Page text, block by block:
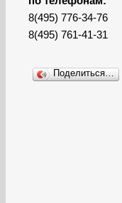
8(495) 776-34-76
8(495) 761-41-31
Поделиться…